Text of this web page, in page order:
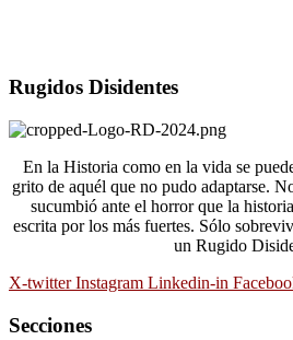
Rugidos Disidentes
En la Historia como en la vida se
grito de aquél que no pudo adaptarse.
sucumbió ante el horror que la
escrita por los más fuertes. Sólo
un Rugido
X-twitter Instagram Linkedin-in
Secciones